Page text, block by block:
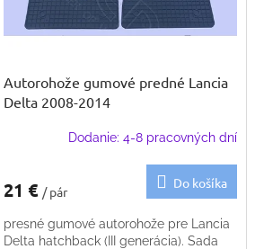
Autorohože gumové predné Lancia
Delta 2008-2014
Dodanie: 4-8 pracovných dní
21 € / pár
Do košíka
presné gumové autorohože pre Lancia
Delta hatchback (III generácia). Sada